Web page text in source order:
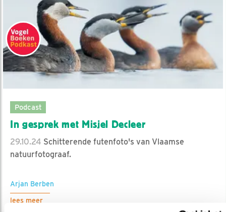
Podcast
In gesprek met Misjel Decleer
29.10.24 Schitterende futenfoto's van Vlaamse
natuurfotograaf.
Arjan Berben
lees meer